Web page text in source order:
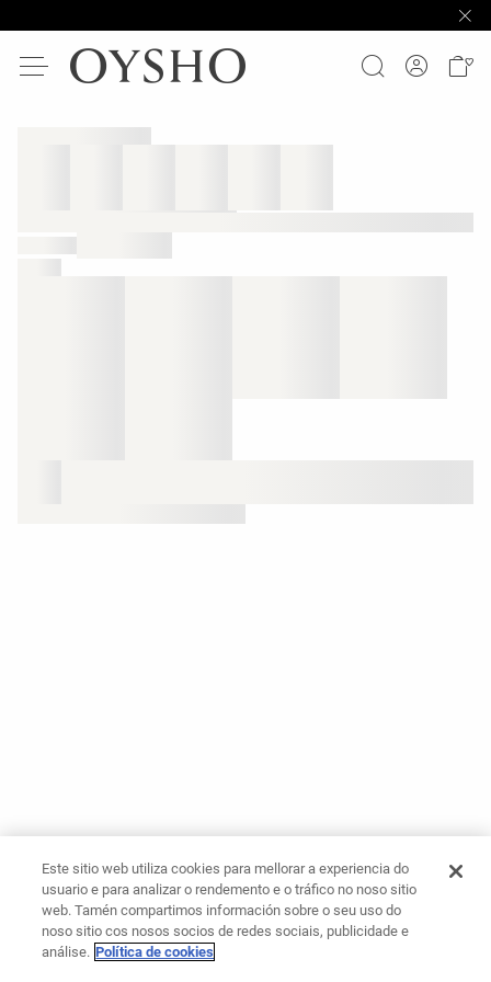
Este sitio web utiliza cookies para mellorar a experiencia do
usuario e para analizar o rendemento e o tráfico no noso sitio
web. Tamén compartimos información sobre o seu uso do
noso sitio cos nosos socios de redes sociais, publicidade e
análise. Política de cookies